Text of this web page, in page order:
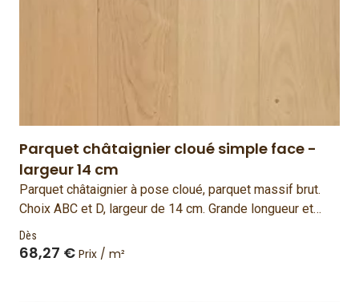
Parquet châtaignier cloué simple face -
largeur 14 cm
Parquet châtaignier à pose cloué, parquet massif brut.
Choix ABC et D, largeur de 14 cm. Grande longueur et
grande largeur. Parquet à l'ancienne. Simple face. Bois
français et fabriqué en France.
Dès
68,27 € Prix / m²